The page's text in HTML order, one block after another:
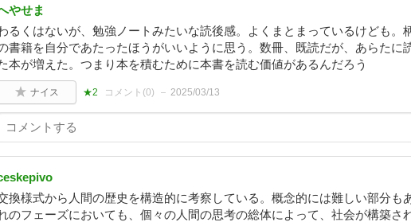
やせま
るくはないが、勉強ノートみたいな読後感。よくまとまっているけども。
書籍を自分であたったほうがいいように思う。数冊、既読だが、あらたに
本が増えた。つまり本を積むために本書を読む価値があるんだろう
ナイス ★2 コメント(0) 2025/03/13
換様式から人間の歴史を構造的に考察している。概念的には難しい部分も
のフェーズにおいても、個々の人間の思考の総体によって、社会が構築さ